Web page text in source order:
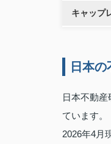
キャップ
日本
日本不動
ています。
2026年4月